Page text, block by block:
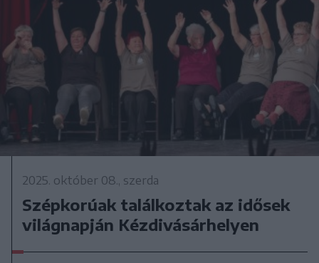
2025. október 08., szerda
Szépkorúak találkoztak az idősek
világnapján Kézdivásárhelyen